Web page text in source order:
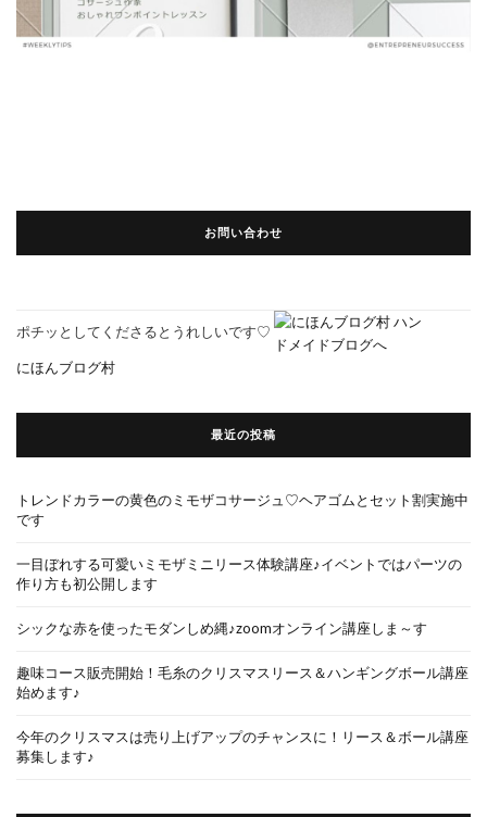
お問い合わせ
ポチッとしてくださるとうれしいです♡
にほんブログ村
最近の投稿
トレンドカラーの黄色のミモザコサージュ♡ヘアゴムとセット割実施中
です
一目ぼれする可愛いミモザミニリース体験講座♪イベントではパーツの
作り方も初公開します
シックな赤を使ったモダンしめ縄♪zoomオンライン講座しま～す
趣味コース販売開始！毛糸のクリスマスリース＆ハンギングボール講座
始めます♪
今年のクリスマスは売り上げアップのチャンスに！リース＆ボール講座
募集します♪